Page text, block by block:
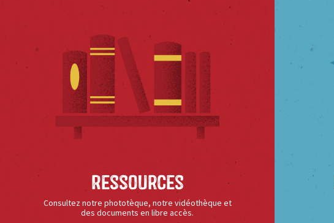
Ressources
Consultez notre phototèque, notre vidéothèque et
des documents en libre accès.